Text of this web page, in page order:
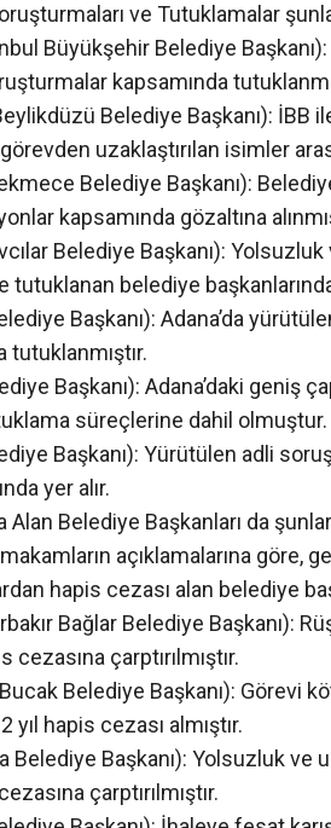
ve Tutuklamalar
Büyükşehir Belediye Başkanı):
kapsamında
Belediye Başkanı): İBB
uzaklaştırılan isimler
Belediye Başkanı):
kapsamında gözaltına
Belediye Başkanı):
belediye
Başkanı): Adana’da
tutuklanmıştır.
Başkanı): Adana’daki geniş
süreçlerine dahil olmuştur.
Başkanı): Yürütülen adli
yer alır.
Belediye Başkanları da
açıklamalarına göre,
hapis cezası alan belediye
Bağlar Belediye Başkanı):
cezasına çarptırılmıştır.
Belediye Başkanı): Görevi
hapis cezası almıştır.
Başkanı): Yolsuzluk ve
çarptırılmıştır.